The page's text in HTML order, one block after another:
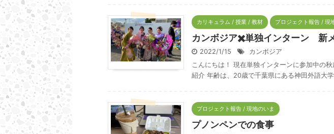
カリキュラム / 授業 / 教材 プロジェクト報告 / 現
カンボジア✖️単独インターン 新
2022/1/15
カンボジア
こんにちは！ 現在単独インターンに参加中の
紹介 年齢は、20歳で千葉県にある神田外語大
プロジェクト報告 / 現地のいま
プノンペンでの食事